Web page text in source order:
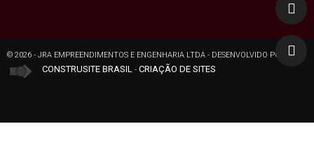


© 2026 - JRA EMPREENDIMENTOS E ENGENHARIA LTDA - DESENVOLVIDO POR
CONSTRUSITE BRASIL - CRIAÇÃO DE SITES